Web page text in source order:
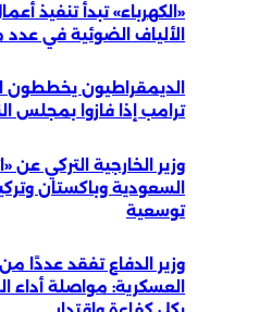
«الكهرباء» تبدأ تنفيذ
الألياف الضوئية في
الديمقراطيون يخططون
ترامب إذا فازوا بمجلس
وزير الخارجية التركي عن
السعودية وباكستان
توسعية
وزير الدفاع تفقد عددًا
العسكرية: مواصلة أداء